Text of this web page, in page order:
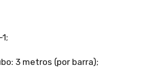
3 metros (por barra);